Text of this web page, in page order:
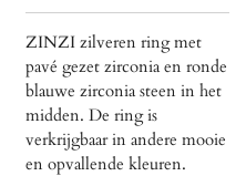
ZINZI zilveren ring met
pavé gezet zirconia en ronde
blauwe zirconia steen in het
midden. De ring is
verkrijgbaar in andere mooie
en opvallende kleuren.